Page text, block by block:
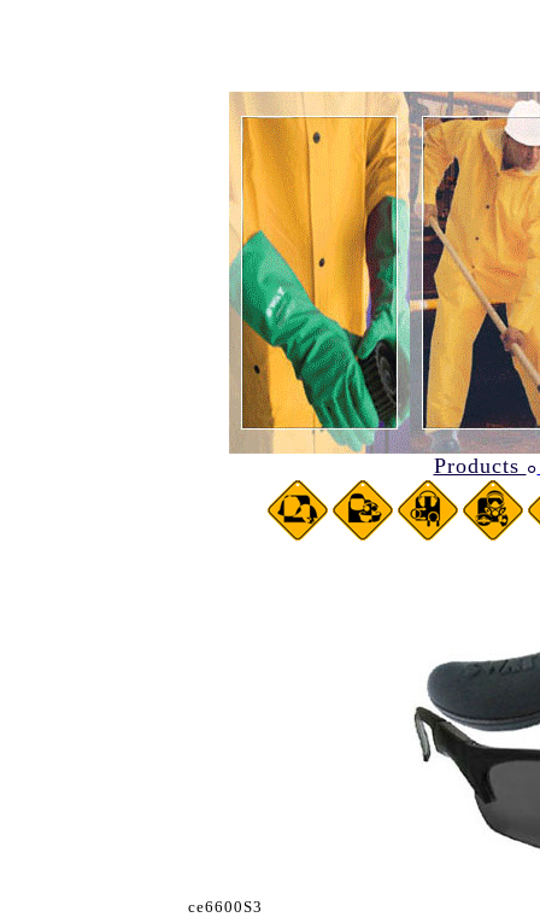
Products ๐
ce6600S3